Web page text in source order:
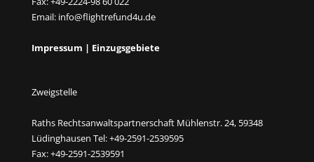
Email: info@flightrefund4u.de
Impressum | Einzugsgebiete
Zweigstelle
Raths Rechtsanwaltspartnerschaft Mühlenstr. 24, 59348
Lüdinghausen Tel: +49-2591-2539595
Fax: +49-2591-2539591